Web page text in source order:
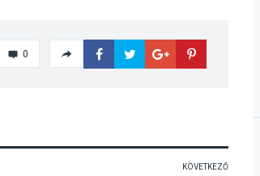
0
KÖVETKEZŐ